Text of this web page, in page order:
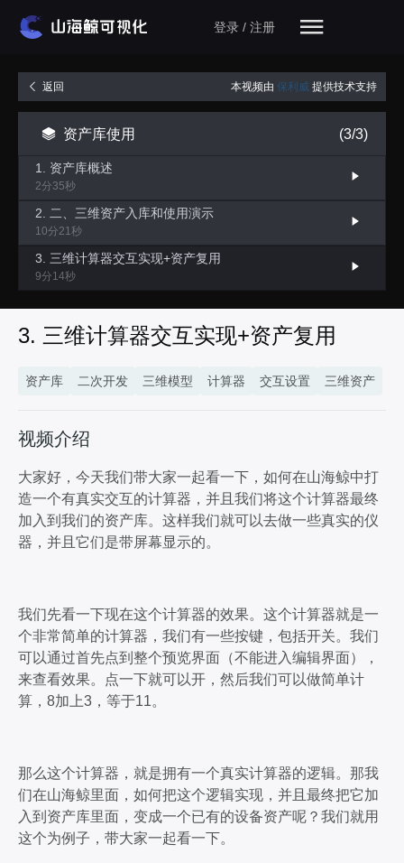
登录 / 注册
返回 本视频由 保利威 提供技术支持
资产库使用 (3/3)
1. 资产库概述
2分35秒
2. 二、三维资产入库和使用演示
10分21秒
3. 三维计算器交互实现+资产复用
9分14秒
3. 三维计算器交互实现+资产复用
资产库 二次开发 三维模型 计算器 交互设置 三维资产
视频介绍
大家好，今天我们带大家一起看一下，如何在山海鲸中打
造一个有真实交互的计算器，并且我们将这个计算器最终
加入到我们的资产库。这样我们就可以去做一些真实的仪
器，并且它们是带屏幕显示的。
我们先看一下现在这个计算器的效果。这个计算器就是一
个非常简单的计算器，我们有一些按键，包括开关。我们
可以通过首先点到整个预览界面（不能进入编辑界面），
来查看效果。点一下就可以开，然后我们可以做简单计
算，8加上3，等于11。
那么这个计算器，就是拥有一个真实计算器的逻辑。那我
们在山海鲸里面，如何把这个逻辑实现，并且最终把它加
入到资产库里面，变成一个已有的设备资产呢？我们就用
这个为例子，带大家一起看一下。